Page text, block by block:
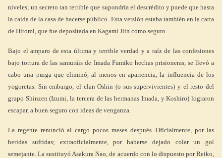
niveles; un secreto tan terrible que supondría el descrédito y puede que hasta
la caída de la casa de hacerse público. Esta versión estaba también en la carta
de Hitomi, que fue depositada en Kagami Jiin como seguro.
Bajo el amparo de esta última y terrible verdad y a raíz de las confesiones
bajo tortura de las samuráis de Imada Fumiko hechas prisioneras, se llevó a
cabo una purga que eliminó, al menos en apariencia, la influencia de los
yogoretas. Sin embargo, el clan Oshin (o sus supervivientes) y el resto del
grupo Shinzen (Izumi, la tercera de las hermanas Imada, y Koshiro) lograron
escapar, a buen seguro con ideas de venganza.
La regente renunció al cargo pocos meses después. Oficialmente, por las
heridas sufridas; extraoficialmente, por haberse dejado colar un gol
semejante. La sustituyó Asakura Nao, de acuerdo con lo dispuesto por Reiko,